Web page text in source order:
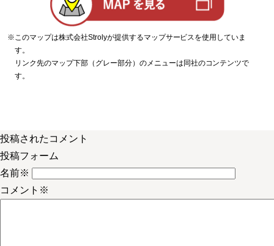
※このマップは株式会社Strolyが提供するマップサービスを使用していま
す。
リンク先のマップ下部（グレー部分）のメニューは同社のコンテンツで
す。
投稿されたコメント
投稿フォーム
名前※
コメント ※